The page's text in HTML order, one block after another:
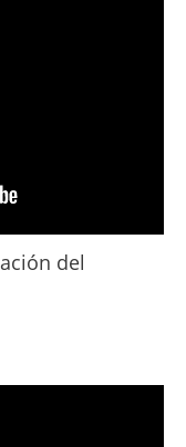
del